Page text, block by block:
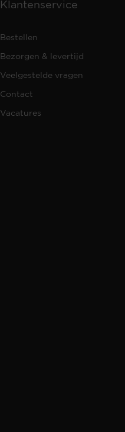
Klantenservice
Bestellen
Bezorgen & levertijd
Veelgestelde vragen
Contact
Vacatures